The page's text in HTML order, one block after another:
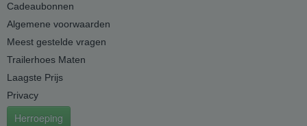
Cadeaubonnen
Algemene voorwaarden
Meest gestelde vragen
Trailerhoes Maten
Laagste Prijs
Privacy
Herroeping